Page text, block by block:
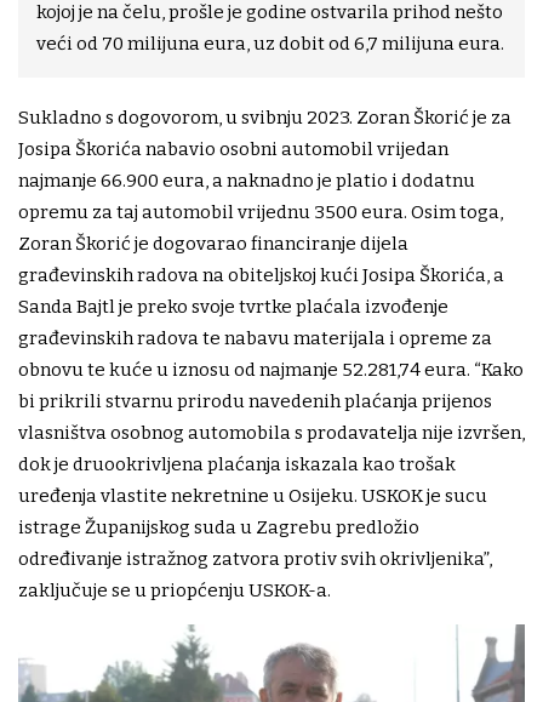
kojoj je na čelu, prošle je godine ostvarila prihod nešto
veći od 70 milijuna eura, uz dobit od 6,7 milijuna eura.
Sukladno s dogovorom, u svibnju 2023. Zoran Škorić je za
Josipa Škorića nabavio osobni automobil vrijedan
najmanje 66.900 eura, a naknadno je platio i dodatnu
opremu za taj automobil vrijednu 3500 eura. Osim toga,
Zoran Škorić je dogovarao financiranje dijela
građevinskih radova na obiteljskoj kući Josipa Škorića, a
Sanda Bajtl je preko svoje tvrtke plaćala izvođenje
građevinskih radova te nabavu materijala i opreme za
obnovu te kuće u iznosu od najmanje 52.281,74 eura. “Kako
bi prikrili stvarnu prirodu navedenih plaćanja prijenos
vlasništva osobnog automobila s prodavatelja nije izvršen,
dok je druookrivljena plaćanja iskazala kao trošak
uređenja vlastite nekretnine u Osijeku. USKOK je sucu
istrage Županijskog suda u Zagrebu predložio
određivanje istražnog zatvora protiv svih okrivljenika”,
zaključuje se u priopćenju USKOK-a.